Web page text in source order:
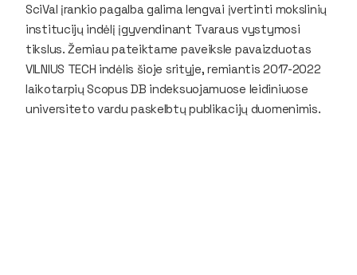
SciVal įrankio pagalba galima lengvai įvertinti mokslinių
institucijų indėlį įgyvendinant Tvaraus vystymosi
tikslus. Žemiau pateiktame paveiksle pavaizduotas
VILNIUS TECH indėlis šioje srityje, remiantis 2017-2022
laikotarpių Scopus DB indeksuojamuose leidiniuose
universiteto vardu paskelbtų publikacijų duomenimis.